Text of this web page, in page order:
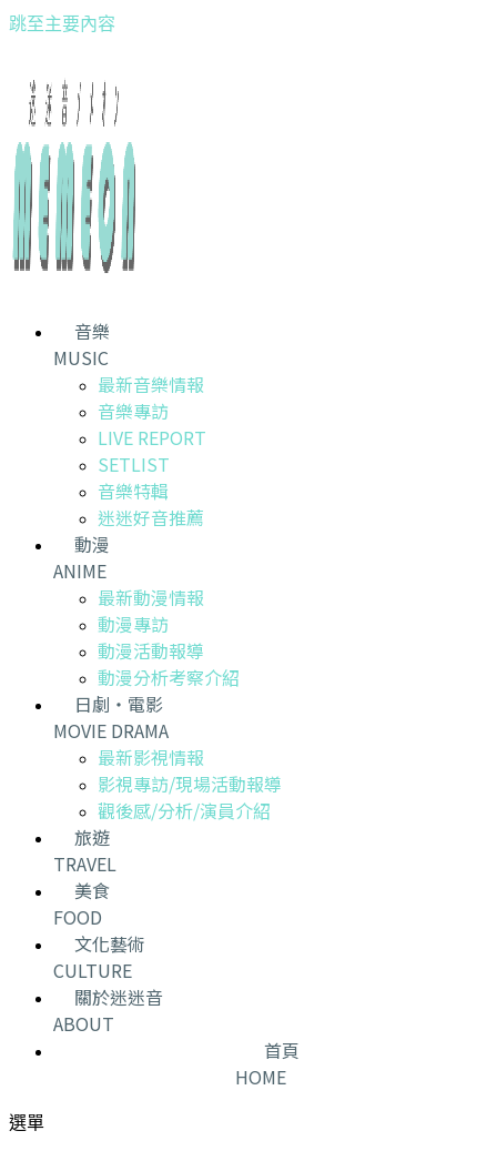
跳至主要內容
音樂
MUSIC
最新音樂情報
音樂專訪
LIVE REPORT
SETLIST
音樂特輯
迷迷好音推薦
動漫
ANIME
最新動漫情報
動漫專訪
動漫活動報導
動漫分析考察介紹
日劇・電影
MOVIE DRAMA
最新影視情報
影視專訪/現場活動報導
觀後感/分析/演員介紹
旅遊
TRAVEL
美食
FOOD
文化藝術
CULTURE
關於迷迷音
ABOUT
首頁
HOME
選單